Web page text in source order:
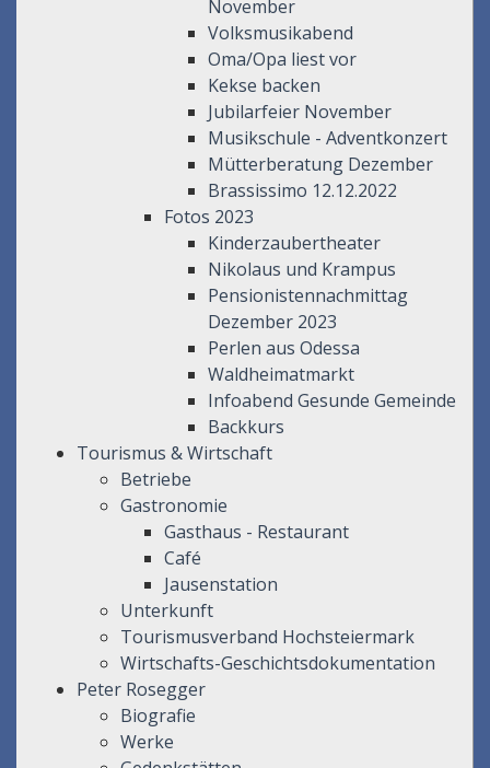
November
Volksmusikabend
Oma/Opa liest vor
Kekse backen
Jubilarfeier November
Musikschule - Adventkonzert
Mütterberatung Dezember
Brassissimo 12.12.2022
Fotos 2023
Kinderzaubertheater
Nikolaus und Krampus
Pensionistennachmittag
Dezember 2023
Perlen aus Odessa
Waldheimatmarkt
Infoabend Gesunde Gemeinde
Backkurs
Tourismus & Wirtschaft
Betriebe
Gastronomie
Gasthaus - Restaurant
Café
Jausenstation
Unterkunft
Tourismusverband Hochsteiermark
Wirtschafts-Geschichtsdokumentation
Peter Rosegger
Biografie
Werke